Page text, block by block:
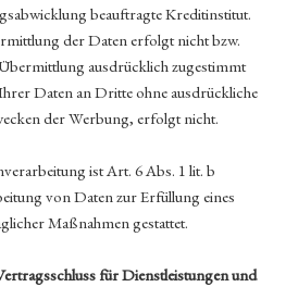
beauftragte Kreditinstitut.
der Daten erfolgt nicht bzw.
ausdrücklich zugestimmt
Daten an Dritte ohne ausdrückliche
der Werbung, erfolgt nicht.
ist Art. 6 Abs. 1 lit. b
von Daten zur Erfüllung eines
Maßnahmen gestattet.
für Dienstleistungen und